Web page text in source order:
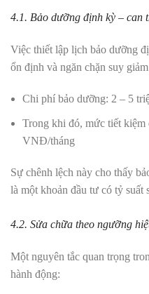
4.1. Bảo dưỡng định kỳ – can
Việc thiết lập lịch bảo dưỡng
ổn định và ngăn chặn suy
Chi phí bảo dưỡng: 2 – 5
Trong khi đó, mức tiết kiệm
VNĐ/tháng
Sự chênh lệch này cho thấy
là một khoản đầu tư có tỷ suất
4.2. Sửa chữa theo ngưỡng
Một nguyên tắc quan trọng
hành động: